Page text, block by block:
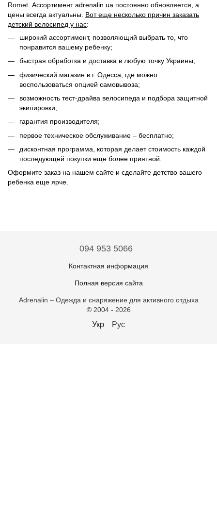
Romet. Ассортимент adrenalin.ua постоянно обновляется, а
цены всегда актуальны. Вот еще несколько причин заказать
детский велосипед у нас:
широкий ассортимент, позволяющий выбрать то, что
понравится вашему ребенку;
быстрая обработка и доставка в любую точку Украины;
физический магазин в г. Одесса, где можно
воспользоваться опцией самовывоза;
возможность тест-драйва велосипеда и подбора защитной
экипировки;
гарантия производителя;
первое техническое обслуживание – бесплатно;
дисконтная программа, которая делает стоимость каждой
последующей покупки еще более приятной.
Оформите заказ на нашем сайте и сделайте детство вашего
ребенка еще ярче.
094 953 5066
Контактная информация
Полная версия сайта
Adrenalin – Одежда и снаряжение для активного отдыха
© 2004 - 2026
Укр Рус